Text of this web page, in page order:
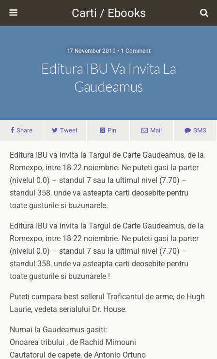
Carti / Ebooks
17 November 2010 • 1 Comment
Editura IBU Va Invita La
Gaudeamus
Share Tweet Pin Mail SMS
Editura IBU va invita la Targul de Carte Gaudeamus, de la
Romexpo, intre 18-22 noiembrie. Ne puteti gasi la parter
(nivelul 0.0) – standul 7 sau la ultimul nivel (7.70) –
standul 358, unde va asteapta carti deosebite pentru
toate gusturile si buzunarele.
Editura IBU va invita la Targul de Carte Gaudeamus, de la
Romexpo, intre 18-22 noiembrie. Ne puteti gasi la parter
(nivelul 0.0) – standul 7 sau la ultimul nivel (7.70) –
standul 358, unde va asteapta carti deosebite pentru
toate gusturile si buzunarele !
Puteti cumpara best sellerul Traficantul de arme, de Hugh
Laurie, vedeta serialului Dr. House.
Numai la Gaudeamus gasiti:
Onoarea tribului , de Rachid Mimouni
Cautatorul de capete, de Antonio Ortuno